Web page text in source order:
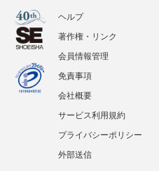
ヘルプ
著作権・リンク
会員情報管理
免責事項
会社概要
サービス利用規約
プライバシーポリシー
外部送信